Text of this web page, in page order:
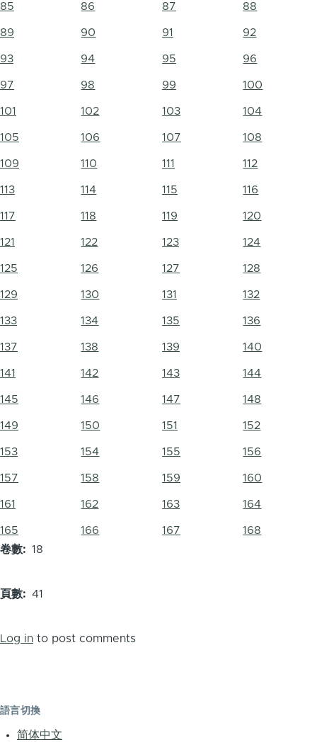
85 86 87 88
89 90 91 92
93 94 95 96
97 98 99 100
101 102 103 104
105 106 107 108
109 110 111 112
113 114 115 116
117 118 119 120
121 122 123 124
125 126 127 128
129 130 131 132
133 134 135 136
137 138 139 140
141 142 143 144
145 146 147 148
149 150 151 152
153 154 155 156
157 158 159 160
161 162 163 164
165 166 167
168
卷數
18
頁數 41
Log in to post comments
語言切換
简体中文